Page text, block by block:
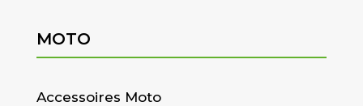
MOTO
Accessoires Moto